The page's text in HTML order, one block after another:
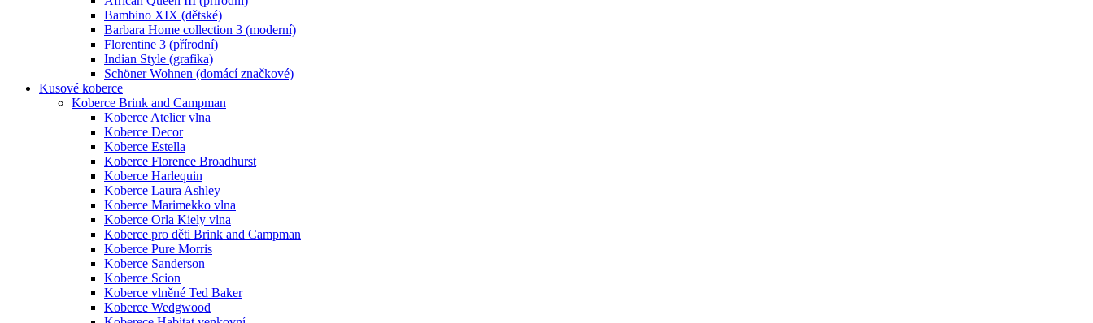
Bambino XIX (dětské)
Barbara Home collection 3 (moderní)
Florentine 3 (přírodní)
Indian Style (grafika)
Schöner Wohnen (domácí značkové)
Kusové koberce
Koberce Brink and Campman
Koberce Atelier vlna
Koberce Decor
Koberce Estella
Koberce Florence Broadhurst
Koberce Harlequin
Koberce Laura Ashley
Koberce Marimekko vlna
Koberce Orla Kiely vlna
Koberce pro děti Brink and Campman
Koberce Pure Morris
Koberce Sanderson
Koberce Scion
Koberce vlněné Ted Baker
Koberce Wedgwood